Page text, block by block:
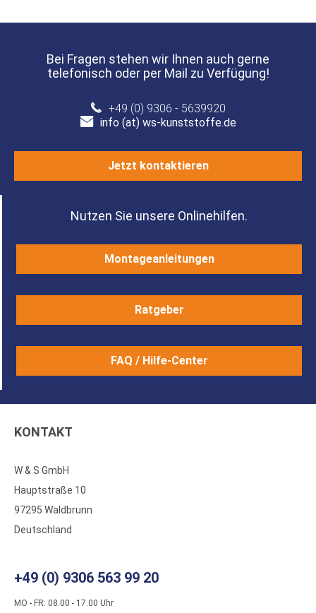
Bei Fragen stehen wir Ihnen auch gerne
telefonisch oder per Mail zu Verfügung!
+49 (0) 9306 - 5639920
info (at) ws-kunststoffe.de
Jetzt kontaktieren
Nutzen Sie unsere Onlinehilfen.
Montageanleitungen
Ratgeber
FAQ / Hilfe-Center
KONTAKT
W & S GmbH
Hauptstraße 10
97295 Waldbrunn
Deutschland
+49 (0) 9306 563 99 20
MO - FR: 08.00 - 17.00 Uhr